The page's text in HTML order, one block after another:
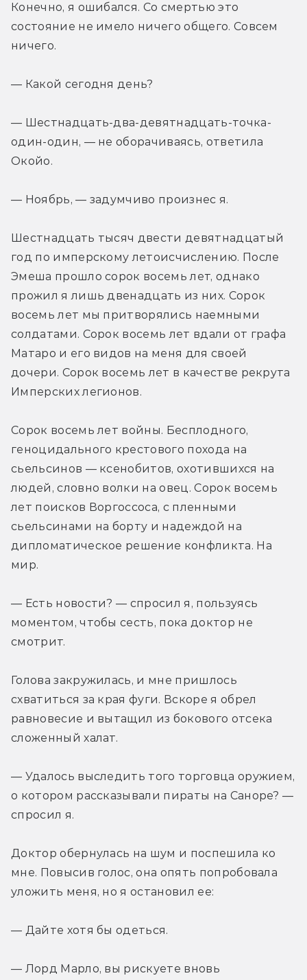
Конечно, я ошибался. Со смертью это
состояние не имело ничего общего. Совсем
ничего.
— Какой сегодня день?
— Шестнадцать-два-девятнадцать-точка-
один-один, — не оборачиваясь, ответила
Окойо.
— Ноябрь, — задумчиво произнес я.
Шестнадцать тысяч двести девятнадцатый
год по имперскому летоисчислению. После
Эмеша прошло сорок восемь лет, однако
прожил я лишь двенадцать из них. Сорок
восемь лет мы притворялись наемными
солдатами. Сорок восемь лет вдали от графа
Матаро и его видов на меня для своей
дочери. Сорок восемь лет в качестве рекрута
Имперских легионов.
Сорок восемь лет войны. Бесплодного,
геноцидального крестового похода на
сьельсинов — ксенобитов, охотившихся на
людей, словно волки на овец. Сорок восемь
лет поисков Воргоссоса, с пленными
сьельсинами на борту и надеждой на
дипломатическое решение конфликта. На
мир.
— Есть новости? — спросил я, пользуясь
моментом, чтобы сесть, пока доктор не
смотрит.
Голова закружилась, и мне пришлось
схватиться за края фуги. Вскоре я обрел
равновесие и вытащил из бокового отсека
сложенный халат.
— Удалось выследить того торговца оружием,
о котором рассказывали пираты на Саноре? —
спросил я.
Доктор обернулась на шум и поспешила ко
мне. Повысив голос, она опять попробовала
уложить меня, но я остановил ее:
— Дайте хотя бы одеться.
— Лорд Марло, вы рискуете вновь